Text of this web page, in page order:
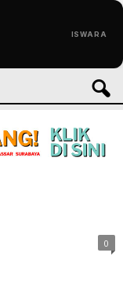
ISWARA
0